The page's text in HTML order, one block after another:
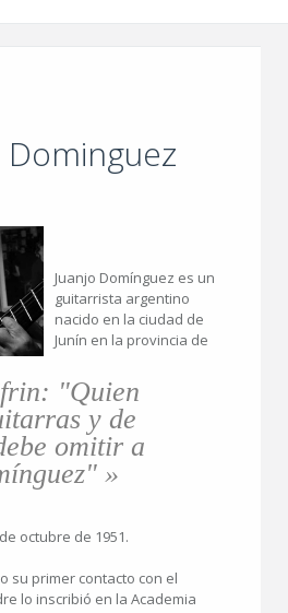
Dominguez
"Quien
y de
omitir a
»
Juanjo Domínguez es un
guitarrista argentino
nacido en la ciudad de
Junín en la provincia de
octubre de 1951.
su primer contacto con el
lo inscribió en la Academia